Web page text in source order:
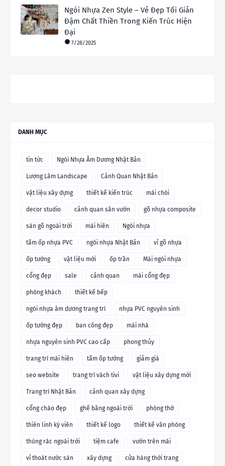
Ngói Nhựa Zen Style – Vẻ Đẹp Tối Giản
Đậm Chất Thiền Trong Kiến Trúc Hiện
Đại
7/28/2025
DANH MỤC
tin tức Ngói Nhựa Âm Dương Nhật Bản
Lương Lâm Landscape Cảnh Quan Nhật Bản
vật liệu xây dựng thiết kế kiến trúc mái chòi
decor studio cảnh quan sân vườn gỗ nhựa composite
sàn gỗ ngoài trời mái hiên Ngói nhựa
tấm ốp nhựa PVC ngói nhựa Nhật Bản vỉ gỗ nhựa
ốp tường vật liệu mới ốp trần Mái ngói nhựa
cổng đẹp sale cảnh quan mái cổng đẹp
phòng khách thiết kế bếp
ngói nhựa âm dương trang trí nhựa PVC nguyên sinh
ốp tường đẹp ban công đẹp mái nhà
nhựa nguyên sinh PVC cao cấp phong thủy
trang trí mái hiên tấm ốp tường giảm giá
seo website trang trí vách tivi vật liệu xây dựng mới
Trang trí Nhật Bản cảnh quan xây dựng
cổng chào đẹp ghế băng ngoài trời phòng thờ
thiên linh kỳ viên thiết kế logo thiết kế văn phòng
thùng rác ngoài trời tiệm cafe vườn trên mái
vỉ thoát nước sàn xây dựng cửa hàng thời trang